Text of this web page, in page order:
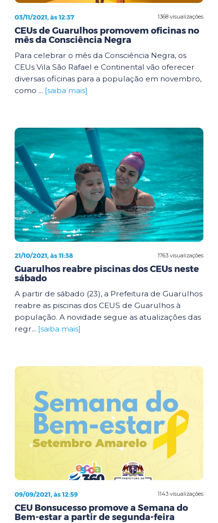
1368 visualizações
03/11/2021, às 12:37
CEUs de Guarulhos promovem oficinas no
mês da Consciência Negra
Para celebrar o mês da Consciência Negra, os
CEUs Vila São Rafael e Continental vão oferecer
diversas oficinas para a população em novembro,
como ... [saiba mais]
1763 visualizações
21/10/2021, às 11:38
Guarulhos reabre piscinas dos CEUs neste
sábado
A partir de sábado (23), a Prefeitura de Guarulhos
reabre as piscinas dos CEUS de Guarulhos à
população. A novidade segue as atualizações das
regr... [saiba mais]
1143 visualizações
09/09/2021, às 12:59
CEU Bonsucesso promove a Semana do
Bem-estar a partir de segunda-feira